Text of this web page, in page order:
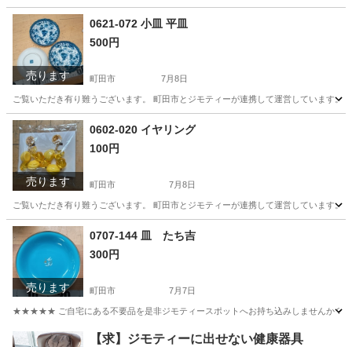
東京 町田市 カーペット/マット/ラグ
売ります
0621-072 小皿 平皿
500円
町田市 7月8日
ご覧いただき有り難うございます。 町田市とジモティーが連携して運営していま
東京 町田市 リユース
売ります
0602-020 イヤリング
100円
町田市 7月8日
ご覧いただき有り難うございます。 町田市とジモティーが連携して運営していま
東京 町田市 アクセサリー リユース
売ります
0707-144 皿 たち吉
300円
町田市 7月7日
★★★★★ ご自宅にある不要品を是非ジモティースポットへお持ち込みしませんか？
東京 町田市 食器 たち吉
【求】ジモティーに出せない健康器具